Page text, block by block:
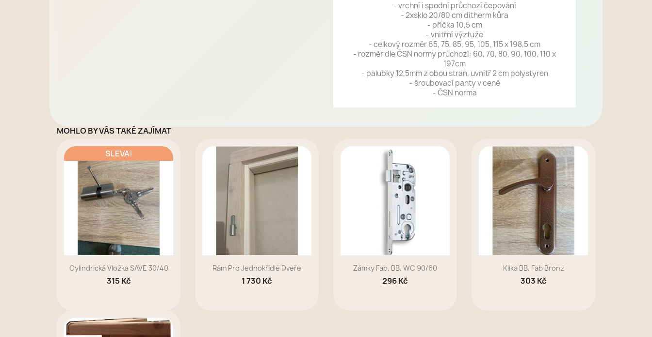
- vrchní i spodní průchozí čepování
- 2xsklo 20/80 cm ditherm kůra
- příčka 10,5 cm
- vnitřní výztuže
- celkový rozměr 65, 75, 85, 95, 105, 115 x 198,5 cm
- rozměr dle ČSN normy průchozí: 60, 70, 80, 90, 100, 110 x
197cm
- palubky 12,5mm z obou stran, uvnitř 2 cm polystyren
- šroubovací panty v ceně
- ČSN norma
MOHLO BY VÁS TAKÉ ZAJÍMAT
Cylindrická Vložka SAVE 30/40
315 Kč
SLEVA!
Rám Pro Jednokřídlé Dveře
1 730 Kč
Zámky Fab, BB, WC 90/60
296 Kč
Klika BB, Fab Bronz
303 Kč